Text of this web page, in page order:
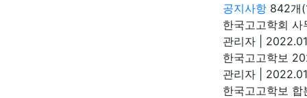
공지사항 842개
한국고고학회
관리자
한국고고학보
관리자
한국고고학보